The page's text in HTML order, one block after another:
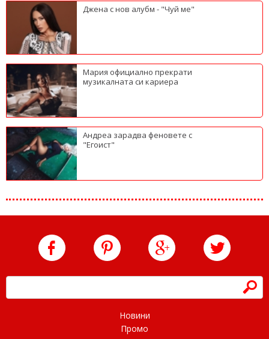
Джена с нов алубм - "Чуй ме"
Мария официално прекрати
музикалната си кариера
Андреа зарадва феновете с
"Егоист"
h
Новини
Промо